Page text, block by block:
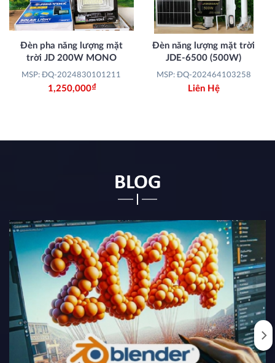
Đèn pha năng lượng mặt
trời JD 200W MONO
MSP: ĐQ-2024830101211
1,250,000Đ
Đèn năng lượng mặt trời
JDE-6500 (500W)
MSP: ĐQ-202464103258
Liên Hệ
BLOG